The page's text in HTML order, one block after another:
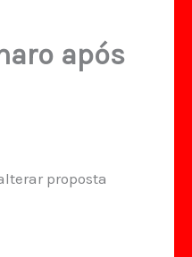
após
proposta